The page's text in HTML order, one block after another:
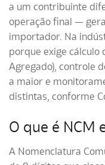
a um contribuinte
operação final —
importador. Na
porque exige cálculo
Agregado), controle
a maior e
distintas, conforme
O que é NCM
A Nomenclatura